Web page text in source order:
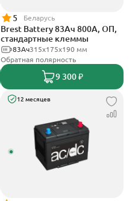
5 Беларусь
Brest Battery 83Ач 800А, ОП,
стандартные клеммы
315x175x190 мм
83Ач
Обратная полярность
9 300 ₽
12 месяцев